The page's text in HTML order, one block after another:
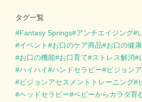
タグ一覧
Fantasy Springs アンチエイジング
イベント
お口のケア商品 お口の健康
お口の機能 お口育て ストレス解消
ハイハイ
ハンドセラピー
ビジョン
ビジョンアセスメントトレーニング
ヘッドセラピー ベビーからカラダ育